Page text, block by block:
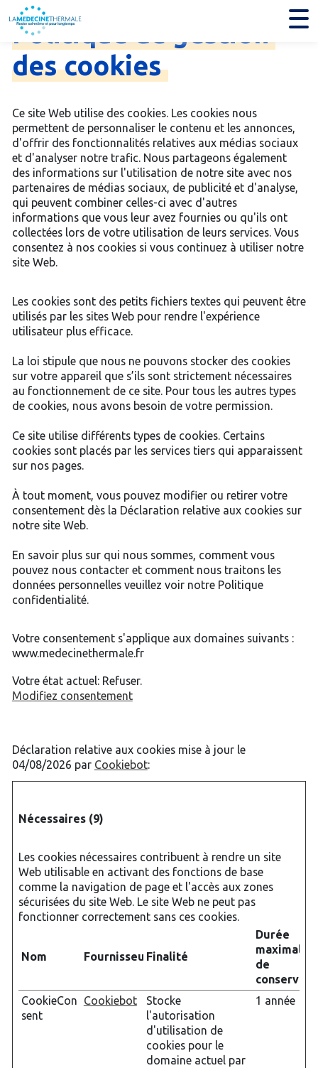
Politique
descookies
Ce site Web utilise des cookies. Les cookies nous
permettent de personnaliser le contenu et les annonces,
d'offrir des fonctionnalités relatives aux médias sociaux
et d'analyser notre trafic. Nous partageons également
des informations sur l'utilisation de notre site avec nos
partenaires de médias sociaux, de publicité et d'analyse,
qui peuvent combiner celles-ci avec d'autres
informations que vous leur avez fournies ou qu'ils ont
collectées lors de votre utilisation de leurs services. Vous
consentez à nos cookies si vous continuez à utiliser notre
site Web.
Les cookies sont des petits fichiers textes qui peuvent être
utilisés par les sites Web pour rendre l'expérience
utilisateur plus efficace.
La loi stipule que nous ne pouvons stocker des cookies
sur votre appareil que s’ils sont strictement nécessaires
au fonctionnement de ce site. Pour tous les autres types
de cookies, nous avons besoin de votre permission.
Ce site utilise différents types de cookies. Certains
cookies sont placés par les services tiers qui apparaissent
sur nos pages.
À tout moment, vous pouvez modifier ou retirer votre
consentement dès la Déclaration relative aux cookies sur
notre site Web.
En savoir plus sur qui nous sommes, comment vous
pouvez nous contacter et comment nous traitons les
données personnelles veuillez voir notre Politique
confidentialité.
Votre consentement s'applique aux domaines suivants :
www.medecinethermale.fr
Votre état ​​actuel: Refuser.
Modifiez consentement
Déclaration relative aux cookies mise à jour le
04/08/2026 par Cookiebot:
Nécessaires (9)
Les cookies nécessaires contribuent à rendre un site
Web utilisable en activant des fonctions de base
comme la navigation de page et l'accès aux zones
sécurisées du site Web. Le site Web ne peut pas
fonctionner correctement sans ces cookies.
Nom FournisseurFinalité
Durée
maximale
de
CookieCon
sent
Cookiebot
Stocke
l'autorisation
d'utilisation de
cookies pour le
domaine actuel par
1 année